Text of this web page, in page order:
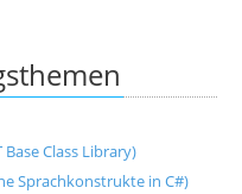
Class Library)
Sprachkonstrukte in C#)